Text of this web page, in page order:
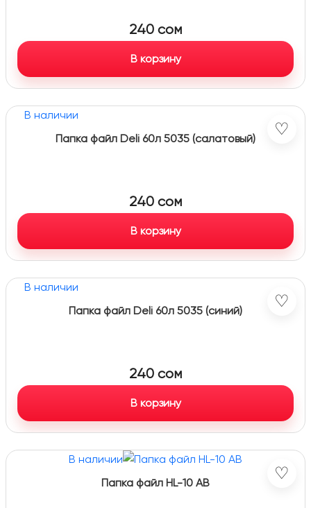
240 сом
В корзину
В наличии
♡
Папка файл Deli 60л 5035 (салатовый)
240 сом
В корзину
В наличии
♡
Папка файл Deli 60л 5035 (синий)
240 сом
В корзину
В наличии
♡
Папка файл HL-10 AB